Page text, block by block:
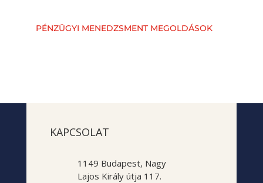
PÉNZÜGYI MENEDZSMENT MEGOLDÁSOK
KAPCSOLAT
1149 Budapest, Nagy
Lajos Király útja 117.